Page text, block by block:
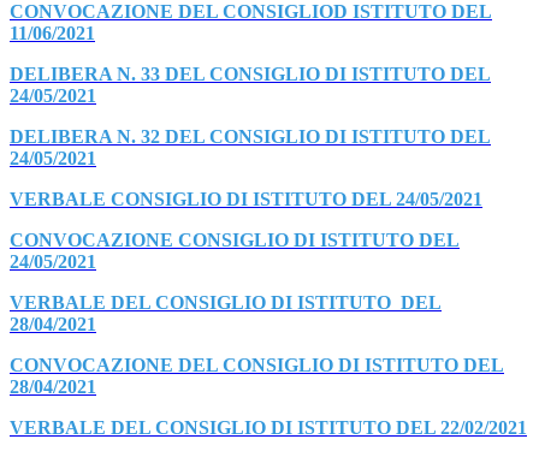
CONVOCAZIONE DEL CONSIGLIOD ISTITUTO DEL
11/06/2021
DELIBERA N. 33 DEL CONSIGLIO DI ISTITUTO DEL
24/05/2021
DELIBERA N. 32 DEL CONSIGLIO DI ISTITUTO DEL
24/05/2021
VERBALE CONSIGLIO DI ISTITUTO DEL 24/05/2021
CONVOCAZIONE CONSIGLIO DI ISTITUTO DEL
24/05/2021
VERBALE DEL CONSIGLIO DI ISTITUTO DEL
28/04/2021
CONVOCAZIONE DEL CONSIGLIO DI ISTITUTO DEL
28/04/2021
VERBALE DEL CONSIGLIO DI ISTITUTO DEL 22/02/2021